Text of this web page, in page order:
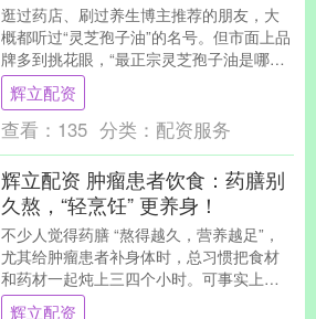
逛过药店、刷过养生博主推荐的朋友，大
概都听过“灵芝孢子油”的名号。但市面上品
牌多到挑花眼，“最正宗灵芝孢子油是哪
种”成了不少人犯难的问题。从原料产地到
萃取技术，....
辉立配资
查看： 135 分类： 配资服务
辉立配资 肿瘤患者饮食：药膳别
久熬，“轻烹饪” 更养身！
不少人觉得药膳 “熬得越久，营养越足”，
尤其给肿瘤患者补身体时，总习惯把食材
和药材一起炖上三四个小时。可事实上，
这种做法不仅不科学，还可能给患者身体
辉立配资